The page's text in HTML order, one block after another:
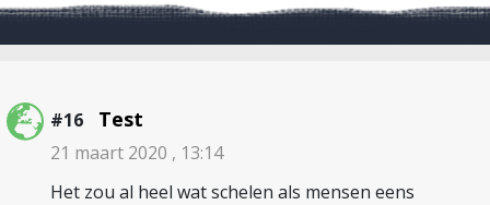
#16 Test
21 maart 2020 , 13:14
Het zou al heel wat schelen als mensen eens